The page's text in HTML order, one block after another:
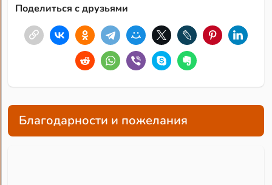
Поделиться с друзьями
Благодарности и пожелания